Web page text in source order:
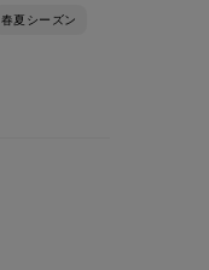
春夏シーズン